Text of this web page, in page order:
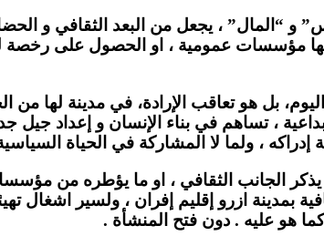
و “المال” ، يجعل من البعد الثقافي و
عمومية ، او الحصول على رخصة
اليوم، بل هو تعاقب الإرادة، في مدينة
، تساهم في بناء الإنسان و إعداد
إدراكه ، ولما لا المشاركة في الحياة
بمدينة ازرو إقليم إفران ، ولسير اشغال